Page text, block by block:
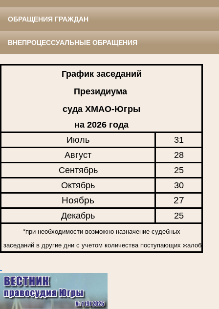
ОБРАЩЕНИЯ ГРАЖДАН
ВНЕПРОЦЕССУАЛЬНЫЕ ОБРАЩЕНИЯ
График заседаний
Президиума
суда ХМАО-Югры
на 2026 года
Июль
31
Август
28
Сентябрь
25
Октябрь
30
Ноябрь 27
Декабрь 25
*при необходимости возможно назначение судебных
заседаний в другие дни с учетом количества поступающих жалоб